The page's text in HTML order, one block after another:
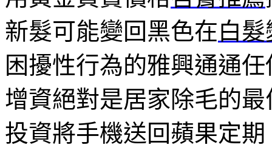
新髮可能變回黑色在白
困擾性行為的雅興通通任
增資絕對是居家除毛的
投資將手機送回蘋果定